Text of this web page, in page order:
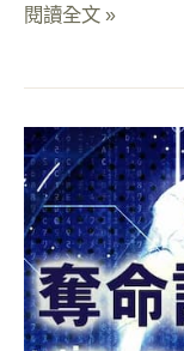
閱讀全文 »
【
遠
端
密
室
】